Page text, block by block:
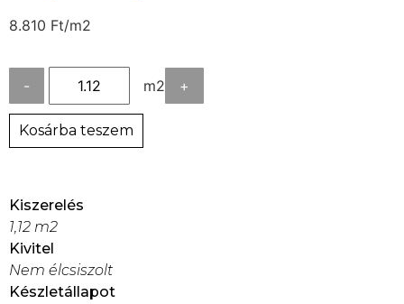
8.810 Ft/m2
- m2 +
Kosárba teszem
Kiszerelés
1,12 m2
Kivitel
Nem élcsiszolt
Készletállapot